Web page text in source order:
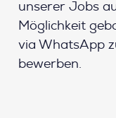
unserer Jobs
Möglichkeit
via WhatsApp
bewerben.